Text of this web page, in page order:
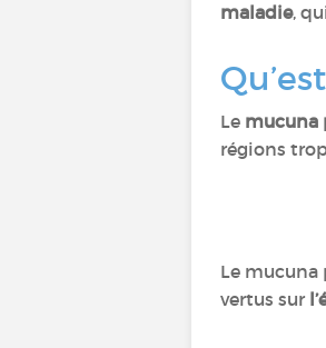
maladie,
Le mucuna
régions
Le mucuna
vertus sur